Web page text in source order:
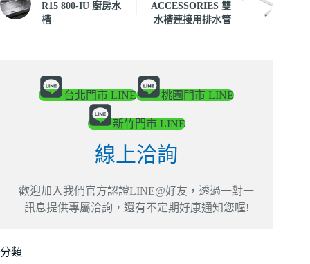
R15 800-IU 廚房水
槽
ACCESSORIES 雙
水槽連接用排水管
台北門市 LINE 桃園門市 LINE
新竹門市 LINE
線上洽詢
歡迎加入我們官方認證LINE@好友，透過一對一
訊息提供專屬洽詢，還有不定期好康通知您喔!
分類